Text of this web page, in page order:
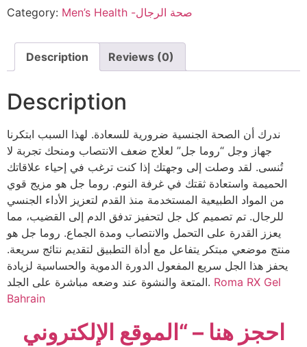
Category: Men’s Health -صحة الرجال
Description Reviews (0)
Description
ندرك أن الصحة الجنسية ضرورية للسعادة. لهذا السبب ابتكرنا
جهاز وجل “روما جل” لعلاج ضعف الانتصاب ومنحك تجربة لا
تُنسى. لقد وصلت إلى وجهتك إذا كنت ترغب في إحياء علاقاتك
الحميمة واستعادة ثقتك في غرفة النوم. روما جل هو مزيج قوي
من المواد الطبيعية المستخدمة منذ القدم لتعزيز الأداء الجنسي
للرجال. تم تصميم كل جل لتحفيز تدفق الدم إلى القضيب، مما
يعزز القدرة على التحمل والانتصاب ومدة الجماع. روما جل هو
منتج موضعي مبتكر يتفاعل مع أداة التطبيق لتقديم نتائج سريعة.
يحفز هذا الجل سريع المفعول الدورة الدموية والحساسية لزيادة
المتعة والنشوة عند وضعه مباشرة على الجلد. Roma RX Gel
Bahrain
احجز هنا – “الموقع الإلكتروني